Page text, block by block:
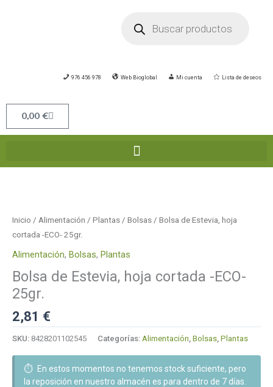
productos
976 456 978 Web Bioglobal Mi cuenta Lista de deseos
0,00 €Carrito
Inicio / Alimentación / Plantas / Bolsas / Bolsa de Estevia, hoja
cortada -ECO- 25gr.
Alimentación, Bolsas, Plantas
Bolsa de Estevia, hoja cortada -ECO-
25gr.
2,81 €
SKU: 8428201102545 Categorías: Alimentación Bolsas Plantas
⏱️
En estos momentos no tenemos stock suficiente, pero
la reposición en nuestro almacén es para dentro de 7 días.